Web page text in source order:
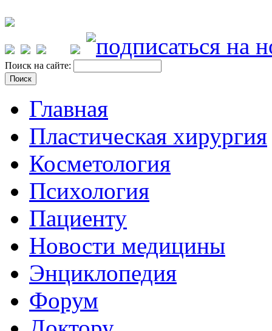
Поиск на сайте:
Главная
Пластическая хирургия
Косметология
Психология
Пациенту
Новости медицины
Энциклопедия
Форум